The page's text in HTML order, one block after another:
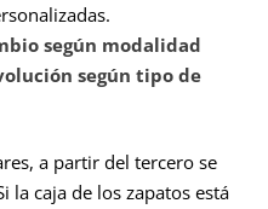
según modalidad
según tipo de
a partir del tercero se
la caja de los zapatos está